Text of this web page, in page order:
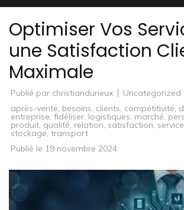
Optimiser Vos
une Satisfaction
Maximale
Publié par christiandurieux
Uncategorized
après-vente, besoins, clients, compétitivité,
entreprise, fidéliser, logistiques, marché,
produit, qualité, relation, satisfaction,
stockage, transport
Publié le 19 novembre 2024